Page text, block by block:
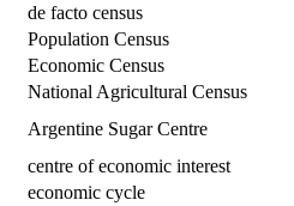
de facto census
Population Census
Economic Census
National Agricultural Census
Argentine Sugar Centre
centre of economic interest
economic cycle